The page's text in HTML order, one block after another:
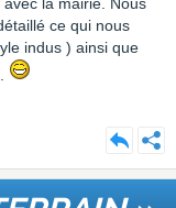
la mairie. Nous
ce qui nous
indus ) ainsi que